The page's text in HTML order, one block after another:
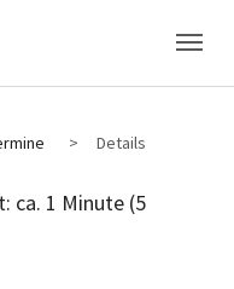
Details
ca. 1 Minute (5